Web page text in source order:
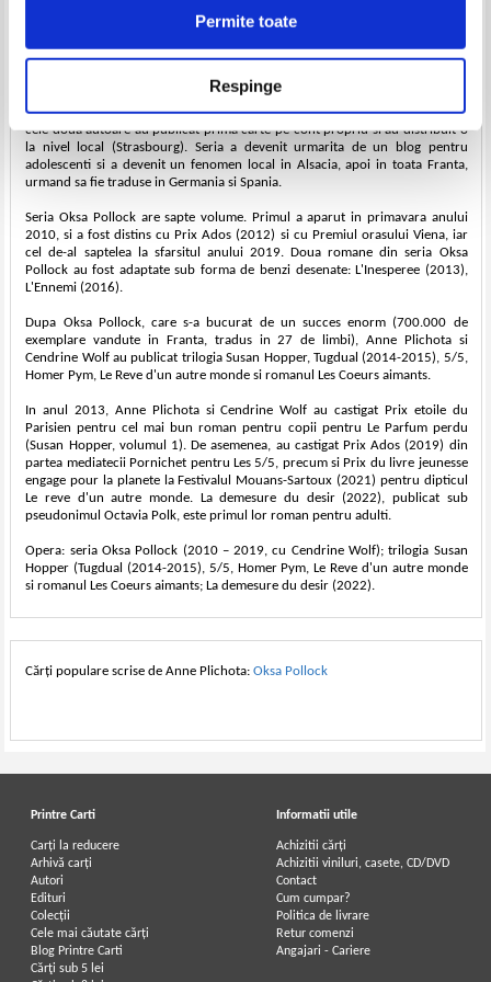
Permite toate
Respinge
mai multi ani in Coreea si a lucrat
asistenta medicala, scriitoare
Refuzata initial de marile edituri,
cele doua autoare au publicat prima carte pe cont propriu si au distribuit-o
la nivel local (Strasbourg). Seria a devenit urmarita de un blog pentru
adolescenti si a devenit un fenomen local in Alsacia, apoi in toata Franta,
urmand sa fie traduse in Germania si Spania.
Seria Oksa Pollock are sapte volume. Primul a aparut in primavara anului
2010, si a fost distins cu Prix Ados (2012) si cu Premiul orasului Viena, iar
cel de-al saptelea la sfarsitul anului 2019. Doua romane din seria Oksa
Pollock au fost adaptate sub forma de benzi desenate: L'Inesperee (2013),
L'Ennemi (2016).
Dupa Oksa Pollock, care s-a bucurat de un succes enorm (700.000 de
exemplare vandute in Franta, tradus in 27 de limbi), Anne Plichota si
Cendrine Wolf au publicat trilogia Susan Hopper, Tugdual (2014-2015), 5/5,
Homer Pym, Le Reve d'un autre monde si romanul Les Coeurs aimants.
In anul 2013, Anne Plichota si Cendrine Wolf au castigat Prix etoile du
Parisien pentru cel mai bun roman pentru copii pentru Le Parfum perdu
(Susan Hopper, volumul 1). De asemenea, au castigat Prix Ados (2019) din
partea mediatecii Pornichet pentru Les 5/5, precum si Prix du livre jeunesse
engage pour la planete la Festivalul Mouans-Sartoux (2021) pentru dipticul
Le reve d'un autre monde. La demesure du desir (2022), publicat sub
pseudonimul Octavia Polk, este primul lor roman pentru adulti.
Opera: seria Oksa Pollock (2010 – 2019, cu Cendrine Wolf); trilogia Susan
Hopper (Tugdual (2014-2015), 5/5, Homer Pym, Le Reve d'un autre monde
si romanul Les Coeurs aimants; La demesure du desir (2022).
Cărți populare scrise de Anne Plichota:Oksa Pollock
Printre Carti
Carți la reducere
Arhivă carți
Autori
Edituri
Colecții
Cele mai căutate cărți
Blog Printre Carti
Cărţi sub 5 lei
Informatii utile
Achizitii cărți
Achizitii viniluri, casete, CD/DVD
Contact
Cum cumpar?
Politica de livrare
Retur comenzi
Angajari - Cariere